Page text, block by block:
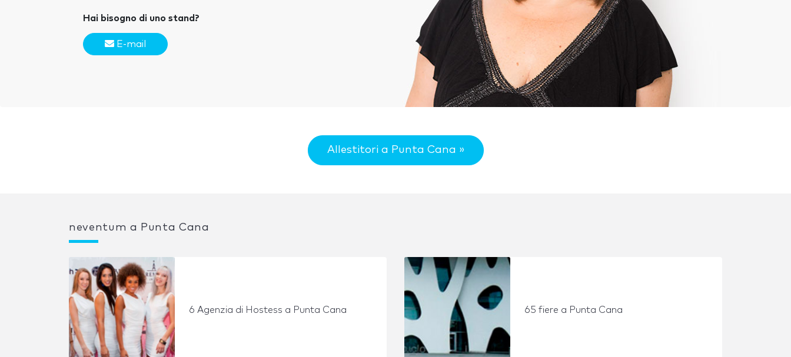
Hai bisogno di uno stand?
E-mail
Allestitori a Punta Cana »
neventum a Punta Cana
6 Agenzia di Hostess a Punta Cana 65 fiere a Punta Cana